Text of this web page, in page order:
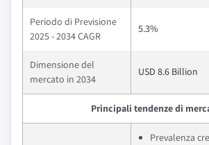
Periodo di Previsione
2025 - 2034 CAGR
5.3%
Dimensione del
mercato in 2034
USD 8.6 Billion
Principali tendenze di
Prevalenza